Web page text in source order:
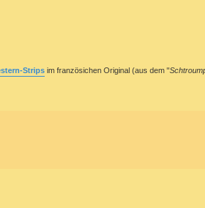
Strips im französichen Original (aus dem "